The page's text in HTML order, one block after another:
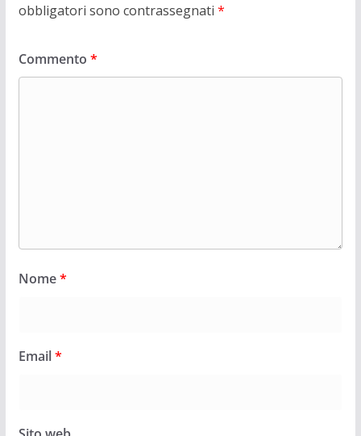
obbligatori sono contrassegnati *
Commento *
Nome*
Email*